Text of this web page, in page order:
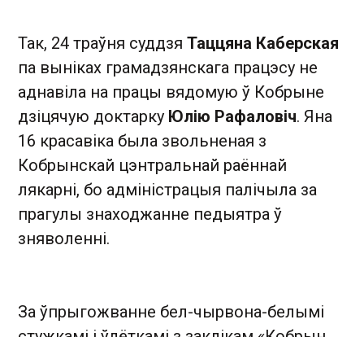
Так, 24 траўня суддзя Таццяна Каберская
па выніках грамадзянскага працэсу не
аднавіла на працы вядомую ў Кобрыне
дзіцячую доктарку Юлію Рафаловіч. Яна
16 красавіка была звольненая з
Кобрынскай цэнтральнай раённай
лякарні, бо адміністрацыя палічыла за
прагулы знаходжанне педыятра ў
зняволенні.
За ўпрыгожванне бел-чырвона-белымі